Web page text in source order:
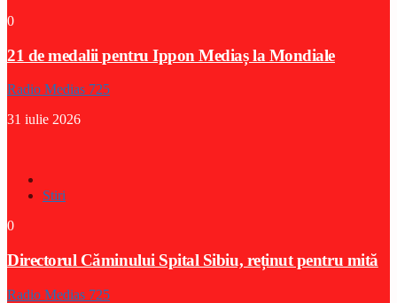
0
21 de medalii pentru Ippon Mediaș la Mondiale
Radio Medias 725
31 iulie 2026
Stiri
0
Directorul Căminului Spital Sibiu, reținut pentru mită
Radio Medias 725